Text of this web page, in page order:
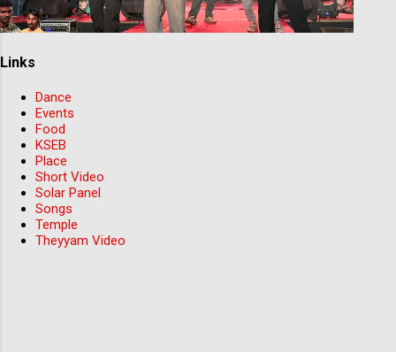
Links
Dance
Events
Food
KSEB
Place
Short Video
Solar Panel
Songs
Temple
Theyyam Video